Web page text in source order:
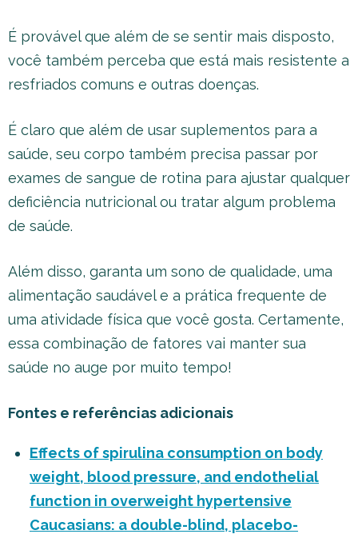
É provável que além de se sentir mais disposto,
você também perceba que está mais resistente a
resfriados comuns e outras doenças.
É claro que além de usar suplementos para a
saúde, seu corpo também precisa passar por
exames de sangue de rotina para ajustar qualquer
deficiência nutricional ou tratar algum problema
de saúde.
Além disso, garanta um sono de qualidade, uma
alimentação saudável e a prática frequente de
uma atividade física que você gosta. Certamente,
essa combinação de fatores vai manter sua
saúde no auge por muito tempo!
Fontes e referências adicionais
Effects of spirulina consumption on body
weight, blood pressure, and endothelial
function in overweight hypertensive
Caucasians: a double-blind, placebo-